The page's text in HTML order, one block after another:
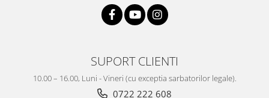
SUPORT CLIENTI
10.00 – 16.00, Luni - Vineri (cu exceptia sarbatorilor legale).
0722 222 608